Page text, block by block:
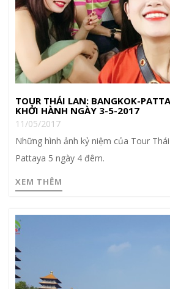
TOUR THÁI LAN: BANGKOK-
KHỞI HÀNH NGÀY 3-5-2017
11/05/2017
Những hình ảnh kỷ niệm của Tour
Pattaya 5 ngày 4 đêm.
XEM THÊM